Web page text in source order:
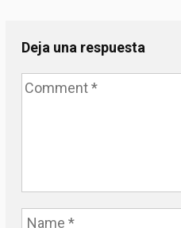
Deja una respuesta